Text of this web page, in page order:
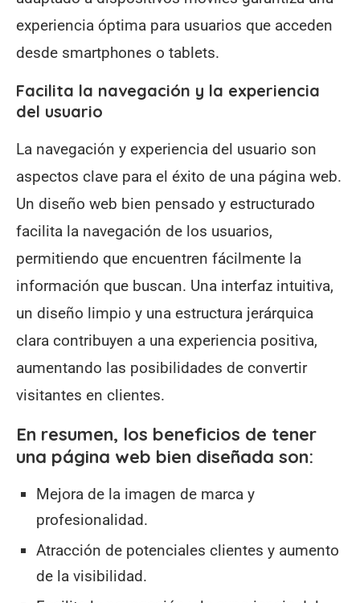
experiencia óptima para usuarios que acceden
desde smartphones o tablets.
Facilita la navegación y la experiencia
del usuario
La navegación y experiencia del usuario son
aspectos clave para el éxito de una página web.
Un diseño web bien pensado y estructurado
facilita la navegación de los usuarios,
permitiendo que encuentren fácilmente la
información que buscan. Una interfaz intuitiva,
un diseño limpio y una estructura jerárquica
clara contribuyen a una experiencia positiva,
aumentando las posibilidades de convertir
visitantes en clientes.
En resumen, los beneficios de tener
una página web bien diseñada son:
Mejora de la imagen de marca y
profesionalidad.
Atracción de potenciales clientes y aumento
de la visibilidad.